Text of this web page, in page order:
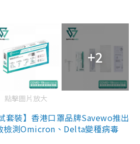
+2
點擊圖片放大
套裝】香港口罩品牌Savewo推出
檢測Omicron、Delta變種病毒